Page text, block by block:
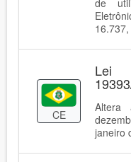
de
CE
janeiro